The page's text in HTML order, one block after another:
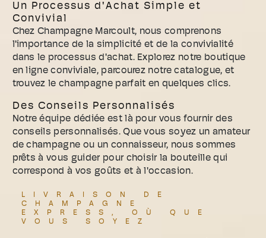
Un Processus d'Achat Simple et
Convivial
Chez Champagne Marcoult, nous comprenons
l'importance de la simplicité et de la convivialité
dans le processus d'achat. Explorez notre boutique
en ligne conviviale, parcourez notre catalogue, et
trouvez le champagne parfait en quelques clics.
Des Conseils Personnalisés
Notre équipe dédiée est là pour vous fournir des
conseils personnalisés. Que vous soyez un amateur
de champagne ou un connaisseur, nous sommes
prêts à vous guider pour choisir la bouteille qui
correspond à vos goûts et à l'occasion.
LIVRAISON DE
CHAMPAGNE
EXPRESS, OÙ QUE
VOUS SOYEZ